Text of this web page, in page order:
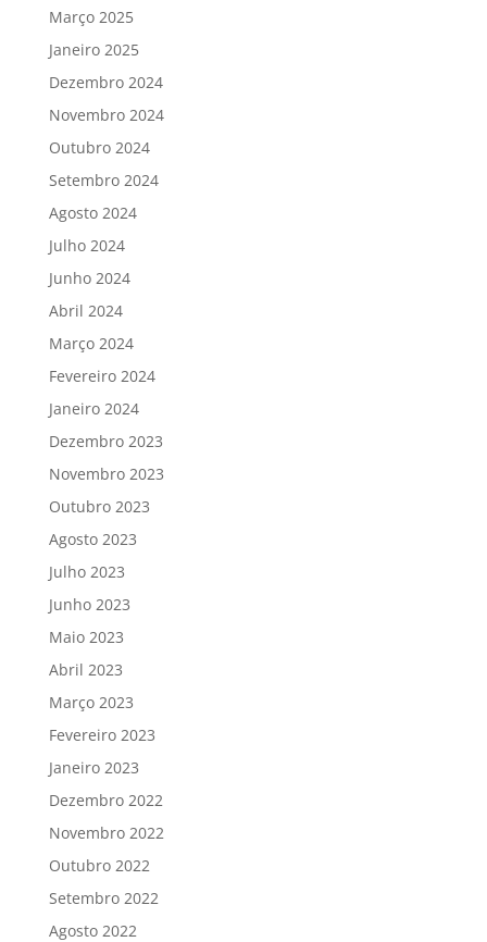
Março 2025
Janeiro 2025
Dezembro 2024
Novembro 2024
Outubro 2024
Setembro 2024
Agosto 2024
Julho 2024
Junho 2024
Abril 2024
Março 2024
Fevereiro 2024
Janeiro 2024
Dezembro 2023
Novembro 2023
Outubro 2023
Agosto 2023
Julho 2023
Junho 2023
Maio 2023
Abril 2023
Março 2023
Fevereiro 2023
Janeiro 2023
Dezembro 2022
Novembro 2022
Outubro 2022
Setembro 2022
Agosto 2022